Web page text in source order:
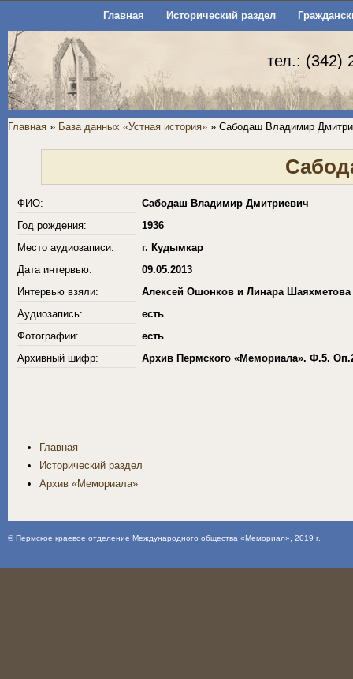
Главная Исторический раздел
тел.: (342)
Главная » База данных «Устная история» » Сабодаш Владимир
ФИО:
Сабодаш Владимир Дмитриевич
Год рождения:
1936
Место аудиозаписи:
г. Кудымкар
Дата интервью:
09.05.2013
Интервью взяли:
Алексей Ошонков и Линара Шаяхметова
Аудиозапись:
есть
Фотографии:
есть
Архивный шифр:
Архив Пермского «Мемориала». Ф.5.
Главная
Исторический раздел
Архив «Мемориала»
©Пермское краевое отделение Международного общества «Мемориал» , 2019 г.